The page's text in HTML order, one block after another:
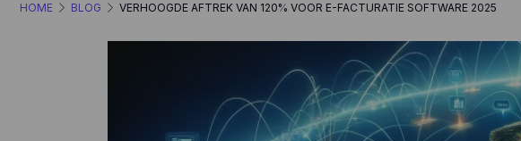
Offertes
Projectbeheer
Analyse
HOME BLOG VERHOOGDE AFTREK VAN 120% VOOR E-FACTURATIE SOFTWARE 2025